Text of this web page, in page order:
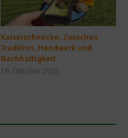
Kaiserschnecke: Zwischen
Tradition, Handwerk und
Nachhaltigkeit
19. Oktober 2025